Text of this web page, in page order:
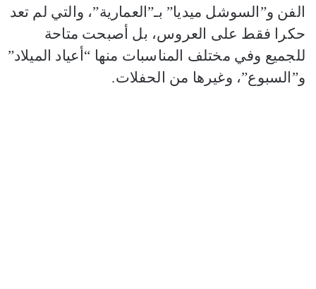
الفن و”السوشل ميديا” بـ”العمارية”، والتي لم تعد
حكرا فقط على العروس، بل أصبحت متاحة
للجميع وفي مختلف المناسبات منها “أعياد الميلاد”
و”السبوع”، وغيرها من الحفلات.